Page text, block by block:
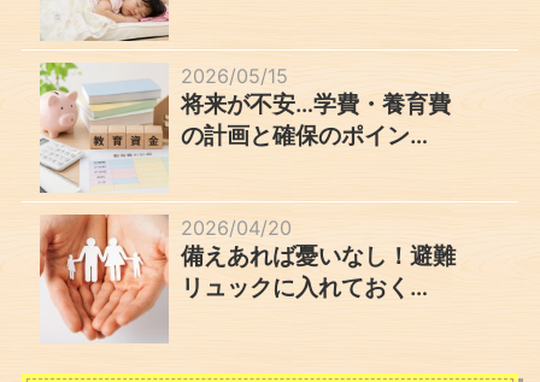
2026/05/15
将来が不安…学費・養育費
の計画と確保のポイン…
2026/04/20
備えあれば憂いなし！避難
リュックに入れておく…